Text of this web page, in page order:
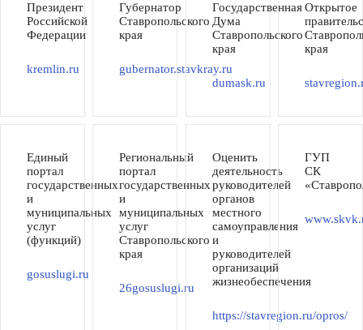
Президент
Российской
Федерации
kremlin.ru
Губернатор
Ставропольского
края
gubernator.stavkray.ru
Государственная
Дума
Ставропольского
края
dumask.ru
Открытое
края
Единый
портал
государственных
и
муниципальных
услуг
(функций)
gosuslugi.ru
Региональный
портал
государственных
и
муниципальных
услуг
Ставропольского
края
26gosuslugi.ru
Оценить
деятельность
руководителей
органов
местного
самоуправления
и
руководителей
организаций
жизнеобеспечения
https://stavregion.ru/opros/
ГУП
СК